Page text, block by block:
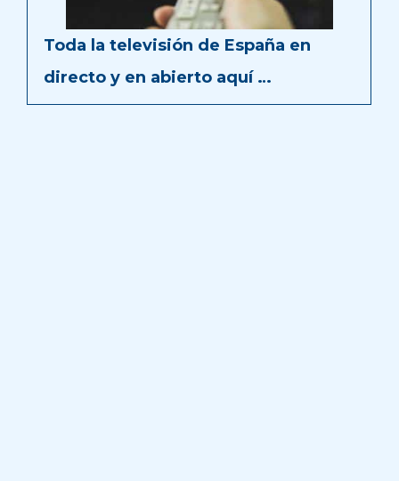
Toda la televisión de España en
directo y en abierto aquí …